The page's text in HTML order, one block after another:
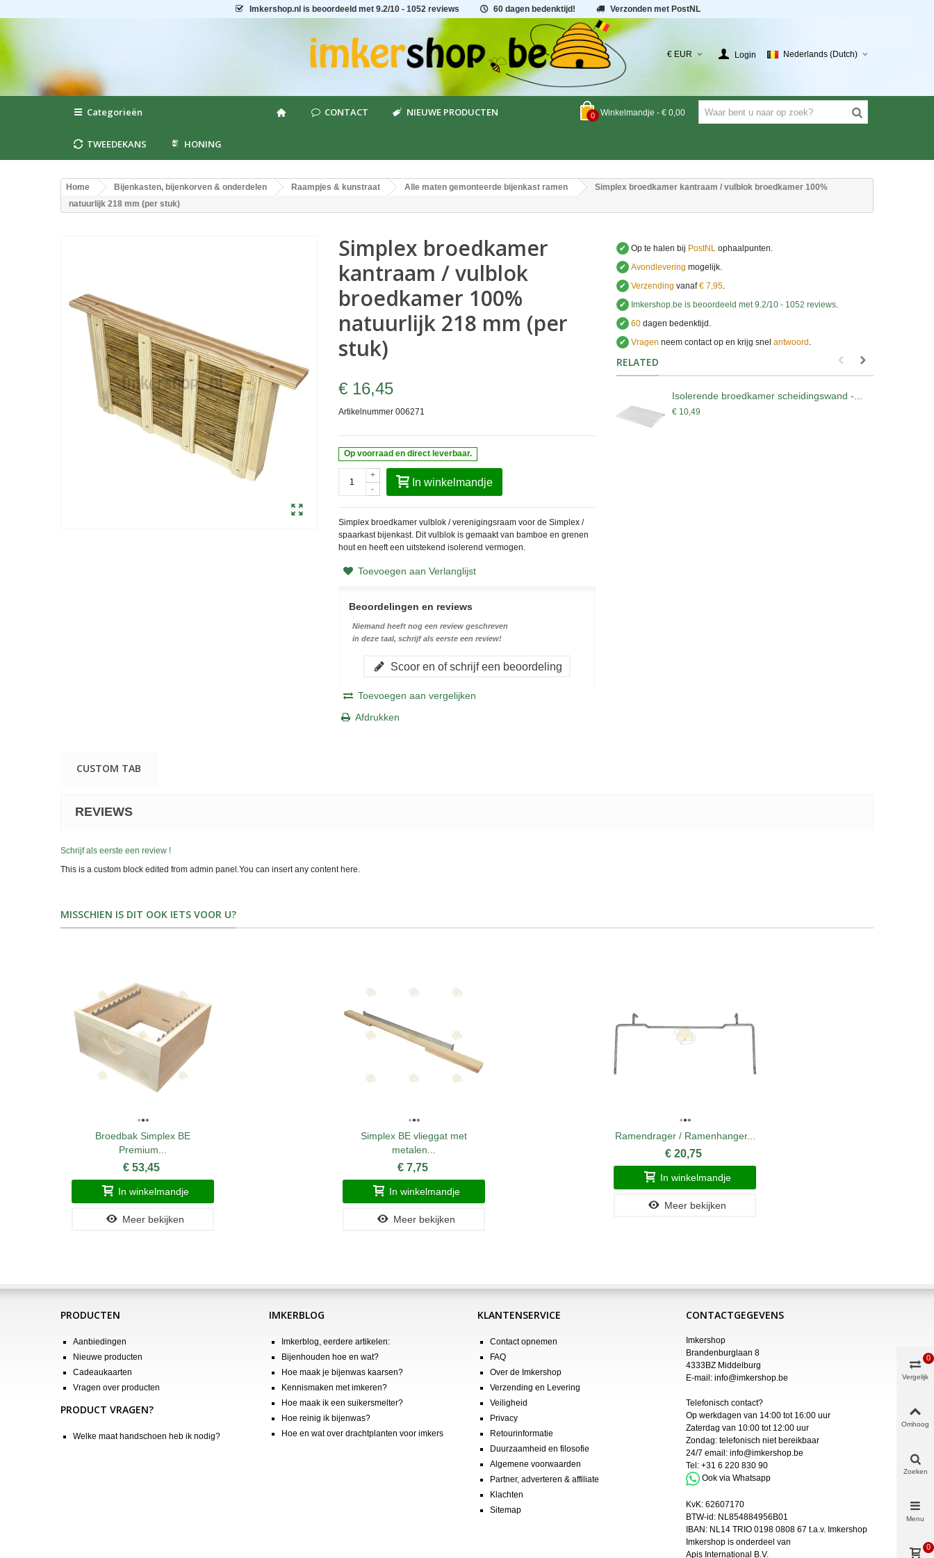
Imkershop.nl is beoordeeld met 9.2/10 - 1052 reviews 60 dagen bedenktijd! Verzonden met PostNL
€ EUR Login Nederlands (Dutch)
0 Winkelmandje - € 0,00
Categorieën CONTACT NIEUWE PRODUCTEN
TWEEDEKANS HONING
Home Bijenkasten, bijenkorven & onderdelen Raampjes & kunstraat Alle maten gemonteerde bijenkast ramen
Simplex broedkamer kantraam / vulblok broedkamer 100%
natuurlijk 218 mm (per stuk)
Simplex broedkamer
kantraam / vulblok
broedkamer 100%
natuurlijk 218 mm (per
stuk)
€ 16,45
Artikelnummer 006271
Op voorraad en direct leverbaar.
-
+
In winkelmandje
Simplex broedkamer vulblok / verenigingsraam voor de Simplex /
spaarkast bijenkast. Dit vulblok is gemaakt van bamboe en grenen
hout en heeft een uitstekend isolerend vermogen.
Toevoegen aan Verlanglijst
Beoordelingen en reviews
Niemand heeft nog een review geschreven
in deze taal, schrijf als eerste een review!
Scoor en of schrijf een beoordeling
Toevoegen aan vergelijken
Afdrukken
✔ Op te halen bij PostNLophaalpunten.
✔ Avondlevering mogelijk.
✔ Verzending vanaf€ 7,95.
✔
Imkershop.be is beoordeeld met9.2/10 -1052 reviews.
✔ 60dagen bedenktijd.
✔ Vragen neem contact op en krijg snel antwoord ..
RELATED
Isolerende broedkamer scheidingswand -...
€ 10,49
CUSTOM TAB
REVIEWS
Schrijf als eerste een review !
This is a custom block edited from admin panel.You can insert any content here.
MISSCHIEN IS DIT OOK IETS VOOR U?
Broedbak Simplex BE
Premium...
€ 53,45
In winkelmandje
Meer bekijken
Simplex BE vlieggat met
metalen...
€ 7,75
In winkelmandje
Meer bekijken
Ramendrager / Ramenhanger...
€ 20,75
In winkelmandje
Meer bekijken
PRODUCTEN
Aanbiedingen
Nieuwe producten
Cadeaukaarten
Vragen over producten
PRODUCT VRAGEN?
Welke maat handschoen heb ik nodig?
IMKERBLOG
Imkerblog, eerdere artikelen:
Bijenhouden hoe en wat?
Hoe maak je bijenwas kaarsen?
Kennismaken met imkeren?
Hoe maak ik een suikersmelter?
Hoe reinig ik bijenwas?
Hoe en wat over drachtplanten voor imkers
KLANTENSERVICE
Contact opnemen
FAQ
Over de Imkershop
Verzending en Levering
Veiligheid
Privacy
Retourinformatie
Duurzaamheid en filosofie
Algemene voorwaarden
Partner, adverteren & affiliate
Klachten
Sitemap
CONTACTGEGEVENS
Imkershop
Brandenburglaan 8
4333BZ Middelburg
E-mail: info@imkershop.be
Telefonisch contact?
Op werkdagen van 14:00 tot 16:00 uur
Zaterdag van 10:00 tot 12:00 uur
Zondag: telefonisch niet bereikbaar
24/7 email: info@imkershop.be
Tel: +31 6 220 830 90
Ook via Whatsapp
KvK: 62607170
BTW-id: NL854884956B01
IBAN: NL14 TRIO 0198 0808 67 t.a.v. Imkershop
Imkershop is onderdeel van
Apis International B.V.
Vergelijk
0
Omhoog
Zoeken
Menu
0